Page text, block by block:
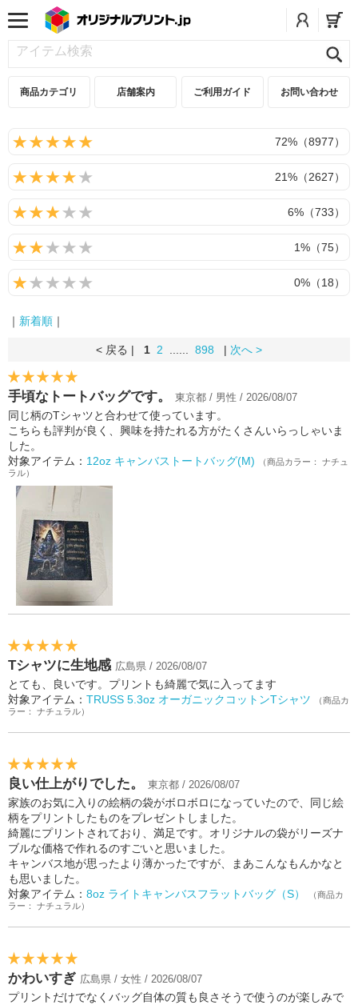
商品カテゴリ 店舗案内 ご利用ガイド お問い合わせ
72%（8977）
21%（2627）
6%（733）
1%（75）
0%（18）
｜ 新着順 ｜
< 戻る | 1 2 898 | 次へ >
手頃なトートバッグです。 東京都 / 男性 / 2026/08/07
同じ柄のTシャツと合わせて使っています。
こちらも評判が良く、興味を持たれる方がたくさんいらっしゃいま
した。
対象アイテム： 12oz キャンバストートバッグ(M)
（商品カラー： ナチュ
ラル）
Tシャツに生地感 広島県 / 2026/08/07
とても、良いです。プリントも綺麗で気に入ってます
対象アイテム： TRUSS 5.3oz オーガニックコットンTシャツ
（商品カ
ラー： ナチュラル）
良い仕上がりでした。 東京都 / 2026/08/07
家族のお気に入りの絵柄の袋がボロボロになっていたので、同じ絵
柄をプリントしたものをプレゼントしました。
綺麗にプリントされており、満足です。オリジナルの袋がリーズナ
ブルな価格で作れるのすごいと思いました。
キャンバス地が思ったより薄かったですが、まあこんなもんかなと
も思いました。
対象アイテム： 8oz ライトキャンバスフラットバッグ（S）
（商品カ
ラー： ナチュラル）
かわいすぎ 広島県 / 女性 / 2026/08/07
プリントだけでなくバッグ自体の質も良さそうで使うのが楽しみで